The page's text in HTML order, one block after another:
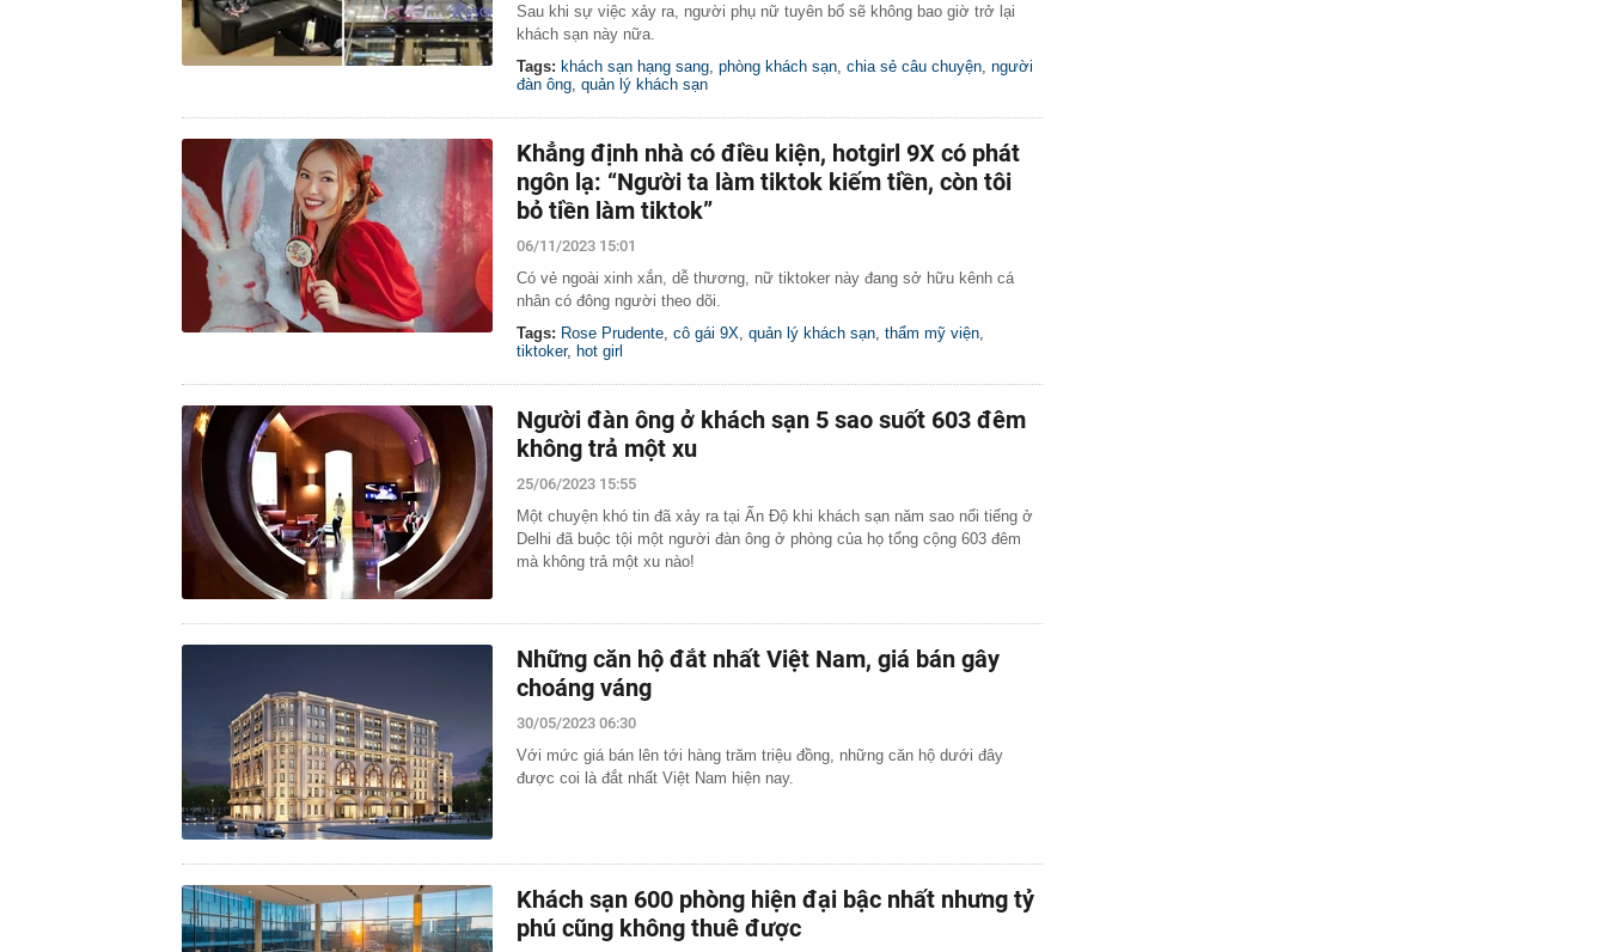
Sau khi sự việc xảy ra, người phụ nữ tuyên bố sẽ không bao giờ trở lại
khách sạn này nữa.
Tags: khách sạn hạng sang phòng khách sạn chia sẻ câu chuyện người
đàn ông quản lý khách sạn
Khẳng định nhà có điều kiện, hotgirl 9X có phát
ngôn lạ: “Người ta làm tiktok kiếm tiền, còn tôi
bỏ tiền làm tiktok”
06/11/2023 15:01
Có vẻ ngoài xinh xắn, dễ thương, nữ tiktoker này đang sở hữu kênh cá
nhân có đông người theo dõi.
Tags: Rose Prudente cô gái 9X quản lý khách sạn thẩm mỹ viện
tiktoker, hot girl
Người đàn ông ở khách sạn 5 sao suốt 603 đêm
không trả một xu
25/06/2023 15:55
Một chuyện khó tin đã xảy ra tại Ấn Độ khi khách sạn năm sao nổi tiếng ở
Delhi đã buộc tội một người đàn ông ở phòng của họ tổng cộng 603 đêm
mà không trả một xu nào!
Những căn hộ đắt nhất Việt Nam, giá bán gây
choáng váng
30/05/2023 06:30
Với mức giá bán lên tới hàng trăm triệu đồng, những căn hộ dưới đây
được coi là đắt nhất Việt Nam hiện nay.
Khách sạn 600 phòng hiện đại bậc nhất nhưng tỷ
phú cũng không thuê được